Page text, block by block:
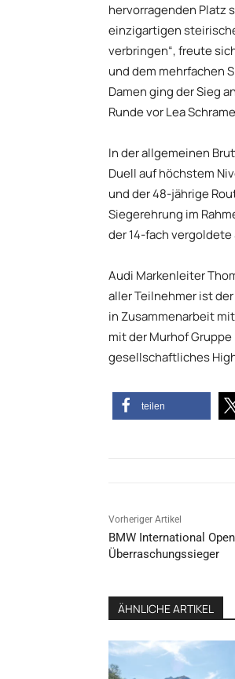
hervorragenden Platz
einzigartigen
verbringen“, freute
und dem mehrfachen
Damen ging der Sieg
Runde vor Lea
In der allgemeinen
Duell auf höchstem
und der 48-jährige
Siegerehrung im
der 14-fach
Audi Markenleiter
aller Teilnehmer ist
in Zusammenarbeit
mit der Murhof
gesellschaftliches
teilen
Vorheriger Artikel
BMW International
Überraschungssieger
ÄHNLICHE ARTIKEL